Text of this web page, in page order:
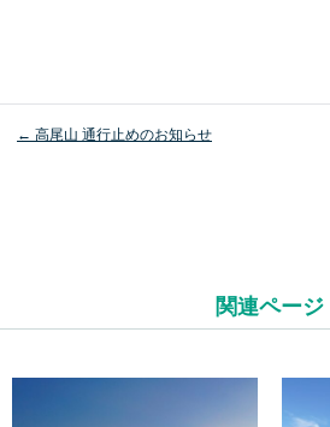
← 高尾山 通行止めのお知らせ
関連ページ